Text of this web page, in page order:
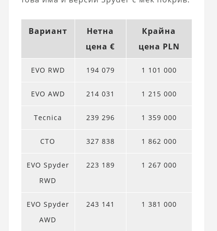
Вариант
Нетна
цена €
Крайна
цена PLN
EVO RWD 194 079 1 101 000
EVO AWD 214 031 1 215 000
Tecnica 239 296 1 359 000
СТО 327 838 1 862 000
EVO Spyder
RWD
223 189 1 267 000
EVO Spyder
AWD
243 141 1 381 000